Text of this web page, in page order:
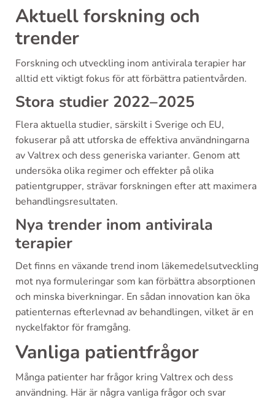
Aktuell forskning och
trender
Forskning och utveckling inom antivirala terapier har
alltid ett viktigt fokus för att förbättra patientvården.
Stora studier 2022–2025
Flera aktuella studier, särskilt i Sverige och EU,
fokuserar på att utforska de effektiva användningarna
av Valtrex och dess generiska varianter. Genom att
undersöka olika regimer och effekter på olika
patientgrupper, strävar forskningen efter att maximera
behandlingsresultaten.
Nya trender inom antivirala
terapier
Det finns en växande trend inom läkemedelsutveckling
mot nya formuleringar som kan förbättra absorptionen
och minska biverkningar. En sådan innovation kan öka
patienternas efterlevnad av behandlingen, vilket är en
nyckelfaktor för framgång.
Vanliga patientfrågor
Många patienter har frågor kring Valtrex och dess
användning. Här är några vanliga frågor och svar